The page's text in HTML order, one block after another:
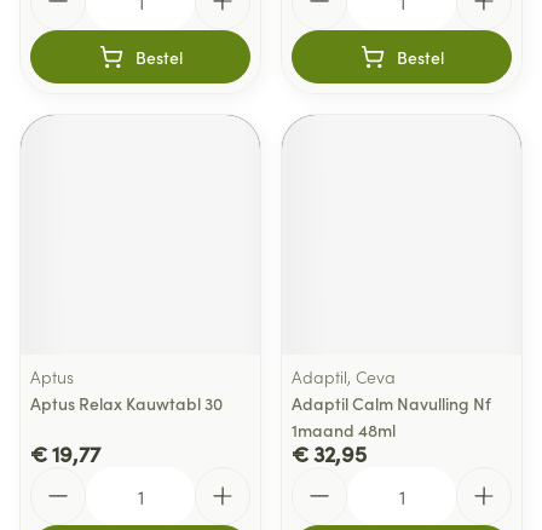
Bestel Bestel
Aptus
Aptus Relax Kauwtabl 30
€ 19,77
Adaptil, Ceva
Adaptil Calm Navulling Nf
1maand 48ml
€ 32,95